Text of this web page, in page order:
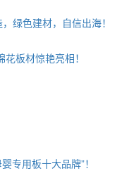
绿色建材，自信出海！
板材惊艳亮相！
用板十大品牌”！